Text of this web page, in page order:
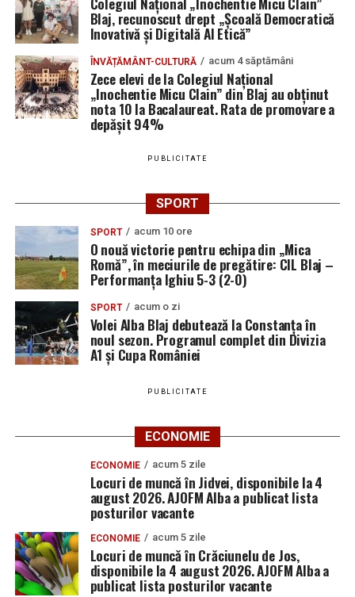
Blaj, recunoscut drept „Școală Democratică
Inovativă și Digitală AI Etică”
ÎNVĂȚĂMÂNT-CULTURĂ acum 4 săptămâni
Zece elevi de la Colegiul Național
„Inochentie Micu Clain” din Blaj au obținut
nota 10 la Bacalaureat. Rata de promovare a
depășit 94%
PUBLICITATE
SPORT
SPORT acum 10 ore
O nouă victorie pentru echipa din „Mica
Romă”, în meciurile de pregătire: CIL Blaj –
Performanța Ighiu 5-3 (2-0)
SPORT acum o zi
Volei Alba Blaj debutează la Constanța în
noul sezon. Programul complet din Divizia
A1 și Cupa României
PUBLICITATE
ECONOMIE
ECONOMIE acum 5 zile
Locuri de muncă în Jidvei, disponibile la 4
august 2026. AJOFM Alba a publicat lista
posturilor vacante
ECONOMIE acum 5 zile
Locuri de muncă în Crăciunelu de Jos,
disponibile la 4 august 2026. AJOFM Alba a
publicat lista posturilor vacante